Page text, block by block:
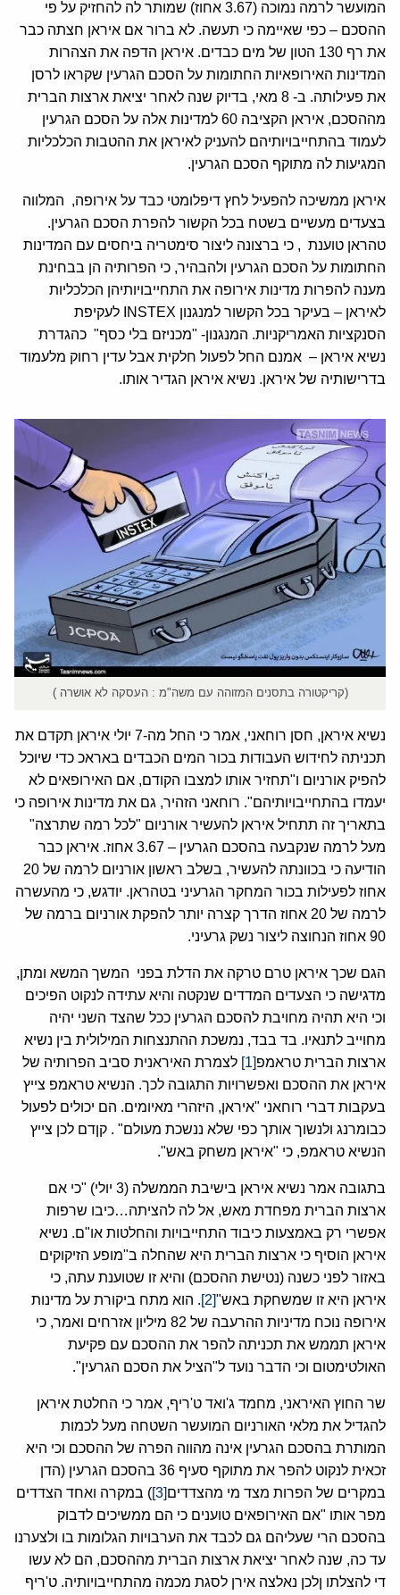
המועשר לרמה נמוכה (3.67 אחוז) שמותר לה להחזיק על פי
ההסכם – כפי שאיימה כי תעשה. לא ברור אם איראן חצתה כבר
את רף 130 הטון של מים כבדים. איראן הדפה את הצהרות
המדינות האירופאיות החתומות על הסכם הגרעין שקראו לרסן
את פעילותה. ב- 8 מאי, בדיוק שנה לאחר יציאת ארצות הברית
מההסכם, איראן הקציבה 60 למדינות אלה על הסכם הגרעין
לעמוד בהתחייבויותיהם להעניק לאיראן את ההטבות הכלכליות
המגיעות לה מתוקף הסכם הגרעין.
איראן ממשיכה להפעיל לחץ דיפלומטי כבד על אירופה, המלווה
בצעדים מעשיים בשטח בכל הקשור להפרת הסכם הגרעין.
טהראן טוענת , כי ברצונה ליצור סימטריה ביחסים עם המדינות
החתומות על הסכם הגרעין ולהבהיר, כי הפרותיה הן בבחינת
מענה להפרות מדינות אירופה את התחייבויותיהן הכלכליות
לאיראן – בעיקר בכל הקשור למנגנון INSTEX לעקיפת
הסנקציות האמריקניות. המנגנון- "מכניזם בלי כסף" כהגדרת
נשיא איראן – אמנם החל לפעול חלקית אבל עדין רחוק מלעמוד
בדרישותיה של איראן. נשיא איראן הגדיר אותו.
(קריקטורה בתסנים המזוהה עם משה"מ : העסקה לא אושרה )
נשיא איראן, חסן רוחאני, אמר כי החל מה-7 יולי איראן תקדם את
תכניתה לחידוש העבודות בכור המים הכבדים באראכ כדי שיוכל
להפיק אורניום ו"תחזיר אותו למצבו הקודם, אם האירופאים לא
יעמדו בהתחייבויותיהם". רוחאני הזהיר, גם את מדינות אירופה כי
בתאריך זה תתחיל איראן להעשיר אורניום "לכל רמה שתרצה"
מעל לרמה שנקבעה בהסכם הגרעין – 3.67 אחוז. איראן כבר
הודיעה כי בכוונתה להעשיר, בשלב ראשון אורניום לרמה של 20
אחוז לפעילות בכור המחקר הגרעיני בטהראן. יודגש, כי מהעשרה
לרמה של 20 אחוז הדרך קצרה יותר להפקת אורניום ברמה של
90 אחוז הנחוצה ליצור נשק גרעיני.
הגם שכך איראן טרם טרקה את הדלת בפני המשך המשא ומתן,
מדגישה כי הצעדים המדדים שנקטה והיא עתידה לנקוט הפיכים
וכי היא תהיה מחויבת להסכם הגרעין ככל שהצד השני יהיה
מחוייב לתנאיו. בד בבד, נמשכת ההתנצחות המילולית בין נשיא
ארצות הברית טראמפ[1]
לצמרת האיראנית סביב הפרותיה של
איראן את ההסכם ואפשרויות התגובה לכך. הנשיא טראמפ צייץ
בעקבות דברי רוחאני "איראן, היזהרי מאיומים. הם יכולים לפעול
כבומרנג ולנשוך אותך כפי שלא ננשכת מעולם" . קןדם לכן צייץ
הנשיא טראמפ, כי "איראן משחק באש".
בתגובה אמר נשיא איראן בישיבת הממשלה (3 יולי) "כי אם
ארצות הברית מפחדת מאש, אל לה להציתה…כיבו שרפות
אפשרי רק באמצעות כיבוד התחייבויות והחלטות או"ם. נשיא
איראן הוסיף כי ארצות הברית היא שהחלה ב"מופע הזיקוקים
באזור לפני כשנה (נטישת ההסכם) והיא זו שטוענת עתה, כי
איראן היא זו שמשחקת באש"[2]
. הוא מתח ביקורת על מדינות
אירופה נוכח מדיניות ההרעבה של 82 מיליון אזרחים ואמר, כי
איראן תממש את תכניתה להפר את ההסכם עם פקיעת
האולטימטום וכי הדבר נועד ל"הציל את הסכם הגרעין".
שר החוץ האיראני, מחמד ג'ואד ט'ריף, אמר כי החלטת איראן
להגדיל את מלאי האורניום המועשר השטחה מעל לכמות
המותרת בהסכם הגרעין אינה מהווה הפרה של ההסכם וכי היא
זכאית לנקוט להפר את מתוקף סעיף 36 בהסכם הגרעין (הדן
במקרים של הפרות מצד מי מהצדדים[3]
) במקרה ואחד הצדדים
מפר אותו "אם האירופאים טוענים כי הם ממשיכים לדבוק
בהסכם הרי שעליהם גם לכבד את הערבויות הגלומות בו ולצערנו
עד כה, שנה לאחר יציאת ארצות הברית מההסכם, הם לא עשו
די להצלתו ןלכן נאלצה אירן לסגת מכמה מהתחייבויותיה. ט'ריף